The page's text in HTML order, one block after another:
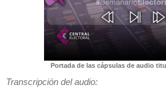
Portada de las cápsulas de audio
Transcripción del audio: